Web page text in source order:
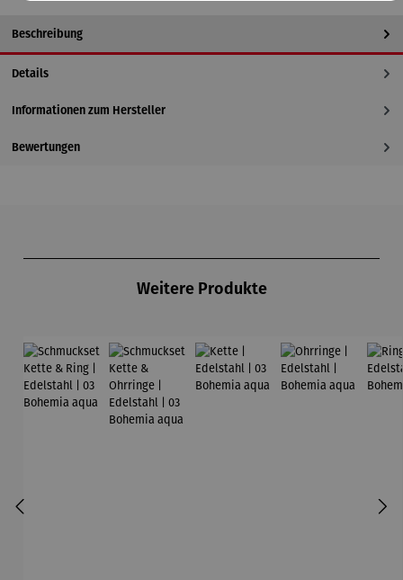
Beschreibung
Details
Informationen zum Hersteller
Bewertungen
Weitere Produkte